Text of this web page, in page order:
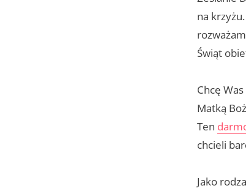
na
Świąt
Chcę
Matką
Ten
chcieli
Jako